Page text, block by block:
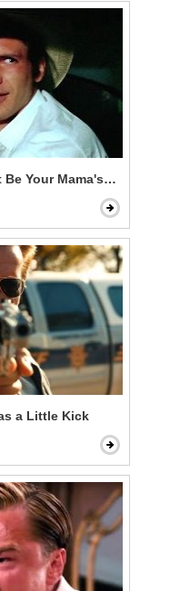
Your Mama's Car
a Little Kick